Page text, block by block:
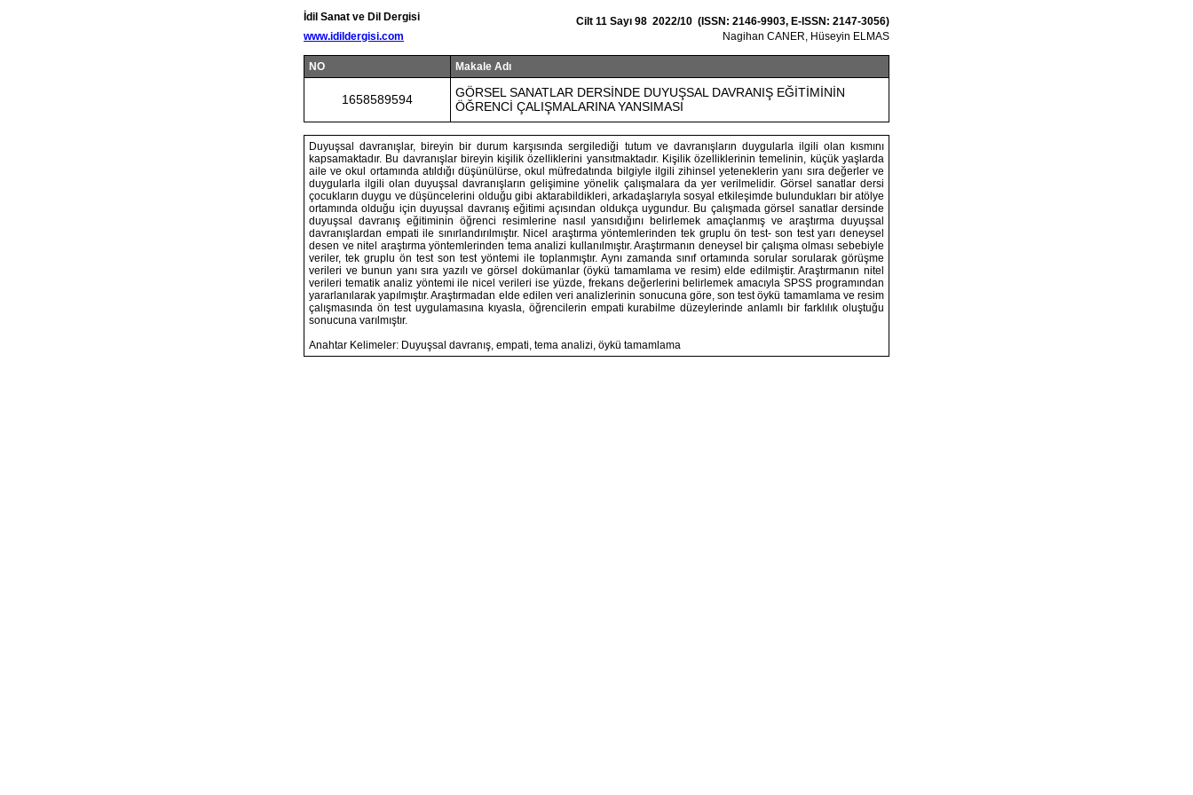
İdil Sanat ve Dil Dergisi
www.idildergisi.com
Cilt 11 Sayı 98 2022/10 (ISSN: 2146-9903, E-ISSN: 2147-3056)
Nagihan CANER, Hüseyin ELMAS
NO Makale Adı
1658589594
GÖRSEL SANATLAR DERSİNDE DUYUŞSAL DAVRANIŞ EĞİTİMİNİN
ÖĞRENCİ ÇALIŞMALARINA YANSIMASI
Duyuşsal davranışlar, bireyin bir durum karşısında sergilediği tutum ve davranışların duygularla ilgili olan kısmını
kapsamaktadır. Bu davranışlar bireyin kişilik özelliklerini yansıtmaktadır. Kişilik özelliklerinin temelinin, küçük yaşlarda
aile ve okul ortamında atıldığı düşünülürse, okul müfredatında bilgiyle ilgili zihinsel yeteneklerin yanı sıra değerler ve
duygularla ilgili olan duyuşsal davranışların gelişimine yönelik çalışmalara da yer verilmelidir. Görsel sanatlar dersi
çocukların duygu ve düşüncelerini olduğu gibi aktarabildikleri, arkadaşlarıyla sosyal etkileşimde bulundukları bir atölye
ortamında olduğu için duyuşsal davranış eğitimi açısından oldukça uygundur. Bu çalışmada görsel sanatlar dersinde
duyuşsal davranış eğitiminin öğrenci resimlerine nasıl yansıdığını belirlemek amaçlanmış ve araştırma duyuşsal
davranışlardan empati ile sınırlandırılmıştır. Nicel araştırma yöntemlerinden tek gruplu ön test- son test yarı deneysel
desen ve nitel araştırma yöntemlerinden tema analizi kullanılmıştır. Araştırmanın deneysel bir çalışma olması sebebiyle
veriler, tek gruplu ön test son test yöntemi ile toplanmıştır. Aynı zamanda sınıf ortamında sorular sorularak görüşme
verileri ve bunun yanı sıra yazılı ve görsel dokümanlar (öykü tamamlama ve resim) elde edilmiştir. Araştırmanın nitel
verileri tematik analiz yöntemi ile nicel verileri ise yüzde, frekans değerlerini belirlemek amacıyla SPSS programından
yararlanılarak yapılmıştır. Araştırmadan elde edilen veri analizlerinin sonucuna göre, son test öykü tamamlama ve resim
çalışmasında ön test uygulamasına kıyasla, öğrencilerin empati kurabilme düzeylerinde anlamlı bir farklılık oluştuğu
sonucuna varılmıştır.
Anahtar Kelimeler: Duyuşsal davranış, empati, tema analizi, öykü tamamlama